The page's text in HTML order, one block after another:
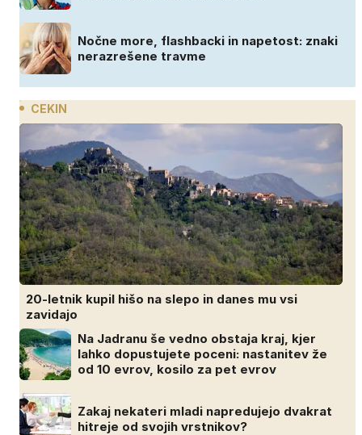
Nočne more, flashbacki in napetost: znaki
nerazrešene travme
CEKIN
20-letnik kupil hišo na slepo in danes mu vsi
zavidajo
Na Jadranu še vedno obstaja kraj, kjer
lahko dopustujete poceni: nastanitev že
od 10 evrov, kosilo za pet evrov
Zakaj nekateri mladi napredujejo dvakrat
hitreje od svojih vrstnikov?